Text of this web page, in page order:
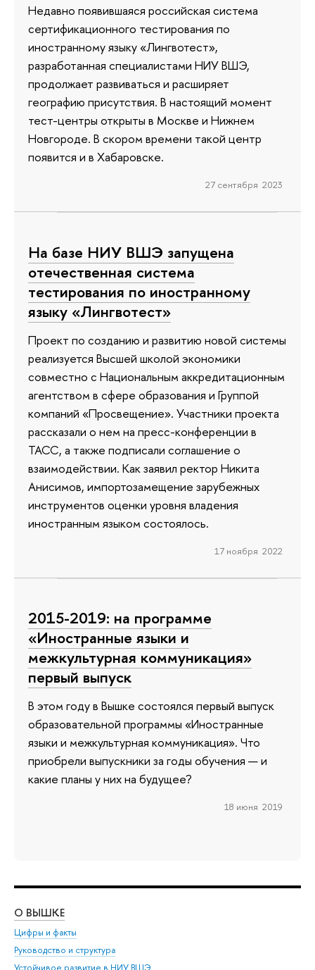
Недавно появившаяся российская система
сертификационного тестирования по
иностранному языку «Лингвотест»,
разработанная специалистами НИУ ВШЭ,
продолжает развиваться и расширяет
географию присутствия. В настоящий момент
тест-центры открыты в Москве и Нижнем
Новгороде. В скором времени такой центр
появится и в Хабаровске.
27 сентября 2023
На базе НИУ ВШЭ запущена
отечественная система
тестирования по иностранному
языку «Лингвотест»
Проект по созданию и развитию новой системы
реализуется Высшей школой экономики
совместно с Национальным аккредитационным
агентством в сфере образования и Группой
компаний «Просвещение». Участники проекта
рассказали о нем на пресс-конференции в
ТАСС, а также подписали соглашение о
взаимодействии. Как заявил ректор Никита
Анисимов, импортозамещение зарубежных
инструментов оценки уровня владения
иностранным языком состоялось.
17 ноября 2022
2015-2019: на программе
«Иностранные языки и
межкультурная коммуникация»
первый выпуск
В этом году в Вышке состоялся первый выпуск
образовательной программы «Иностранные
языки и межкультурная коммуникация». Что
приобрели выпускники за годы обучения — и
какие планы у них на будущее?
18 июня 2019
О ВЫШКЕ
Цифры и факты
Руководство и структура